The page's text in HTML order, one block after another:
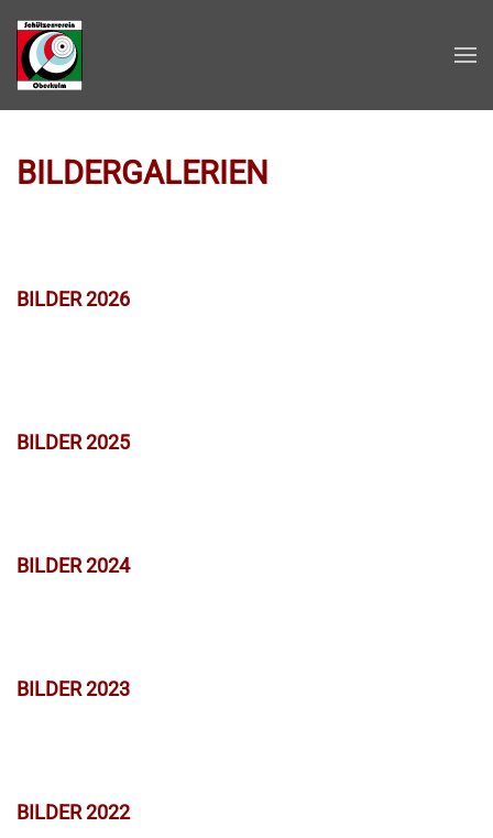
Zum Hauptinhalt springen
BILDERGALERIEN
BILDER 2026
BILDER 2025
BILDER 2024
BILDER 2023
BILDER 2022